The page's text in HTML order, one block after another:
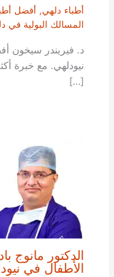
أطباء دلهي, أفضل
المسالك البولية في دلهي
د. فيريندر سيخون
[…]
الدكتور مانوج
الأطفال في